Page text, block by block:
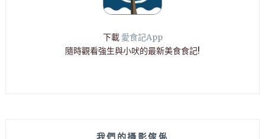
下載 愛食記App
隨時觀看強生與小吠的最新美食食記!
我們的攝影傢俬